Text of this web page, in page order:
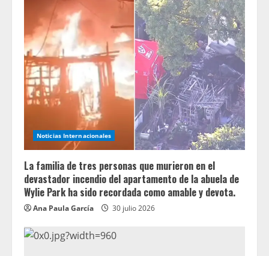
Noticias Internacionales
La familia de tres personas que murieron en el
devastador incendio del apartamento de la abuela de
Wylie Park ha sido recordada como amable y devota.
Ana Paula García 30 julio 2026